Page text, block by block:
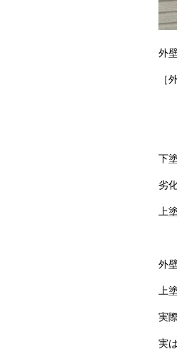
外
［
下
劣
上
外
上
実
実